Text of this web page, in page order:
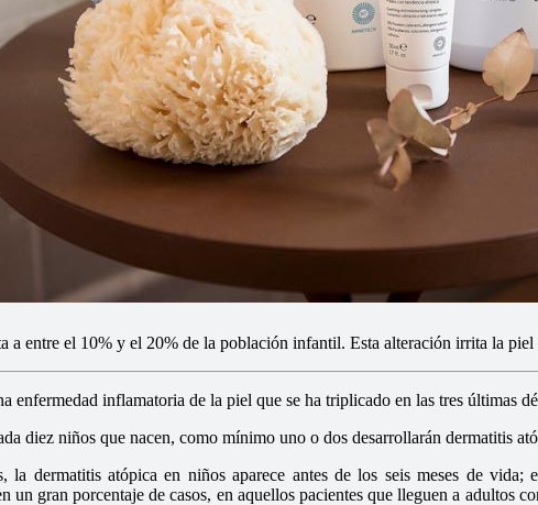
a entre el 10% y el 20% de la población infantil. Esta alteración irrita la
enfermedad inflamatoria de la piel que se ha triplicado en las tres últimas
diez niños que nacen, como mínimo uno o dos desarrollarán dermatitis
la dermatitis atópica en niños aparece antes de los seis meses de
un gran porcentaje de casos, en aquellos pacientes que lleguen a adultos